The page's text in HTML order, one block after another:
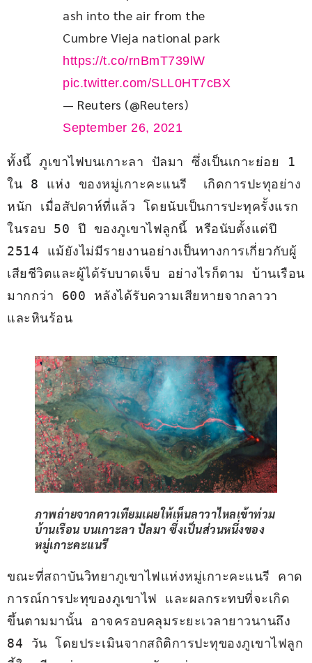
ash into the air from the
Cumbre Vieja national park
https://t.co/rnBmT739lW
pic.twitter.com/SLL0HT7cBX
— Reuters (@Reuters)
September 26, 2021
ทั้งนี้ ภูเขาไฟบนเกาะลา ปัลมา ซึ่งเป็นเกาะย่อย 1
ใน 8 แห่ง ของหมู่เกาะคะแนรี  เกิดการปะทุอย่าง
หนัก เมื่อสัปดาห์ที่แล้ว โดยนับเป็นการปะทุครั้งแรก
ในรอบ 50 ปี ของภูเขาไฟลูกนี้ หรือนับตั้งแต่ปี
2514 แม้ยังไม่มีรายงานอย่างเป็นทางการเกี่ยวกับผู้
เสียชีวิตและผู้ได้รับบาดเจ็บ อย่างไรก็ตาม บ้านเรือน
มากกว่า 600 หลังได้รับความเสียหายจากลาวา
และหินร้อน
ภาพถ่ายจากดาวเทียมเผยให้เห็นลาวาไหลเข้าท่วม
บ้านเรือน บนเกาะลา ปัลมา ซึ่งเป็นส่วนหนึ่งของ
หมู่เกาะคะแนรี
ขณะที่สถาบันวิทยาภูเขาไฟแห่งหมู่เกาะคะแนรี คาด
การณ์การปะทุของภูเขาไฟ และผลกระทบที่จะเกิด
ขึ้นตามมานั้น อาจครอบคลุมระยะเวลายาวนานถึง
84 วัน โดยประเมินจากสถิติการปะทุของภูเขาไฟลูก